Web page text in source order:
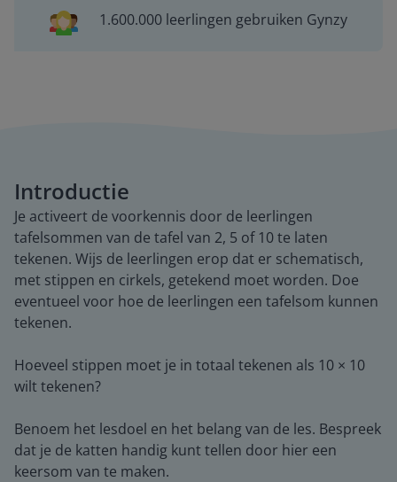
1.600.000 leerlingen gebruiken Gynzy
Introductie
Je activeert de voorkennis door de leerlingen
tafelsommen van de tafel van 2, 5 of 10 te laten
tekenen. Wijs de leerlingen erop dat er schematisch,
met stippen en cirkels, getekend moet worden. Doe
eventueel voor hoe de leerlingen een tafelsom kunnen
tekenen.
Hoeveel stippen moet je in totaal tekenen als 10 × 10
wilt tekenen?
Benoem het lesdoel en het belang van de les. Bespreek
dat je de katten handig kunt tellen door hier een
keersom van te maken.